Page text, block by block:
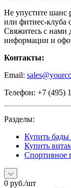
Не упустите шанс
или фитнес-клуба
Свяжитесь с нами
информации и
Контакты:
Email:
Телефон: +7 (495)
Разделы:
Купить бады
Купить
Спортивное
0 руб./шт